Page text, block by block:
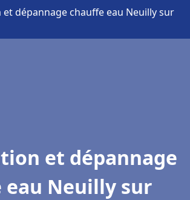
dépannage chauffe eau Neuilly sur
et dépannage
eau Neuilly sur